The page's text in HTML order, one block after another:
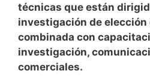
técnicas que están
investigación de
combinada con
investigación,
comerciales.